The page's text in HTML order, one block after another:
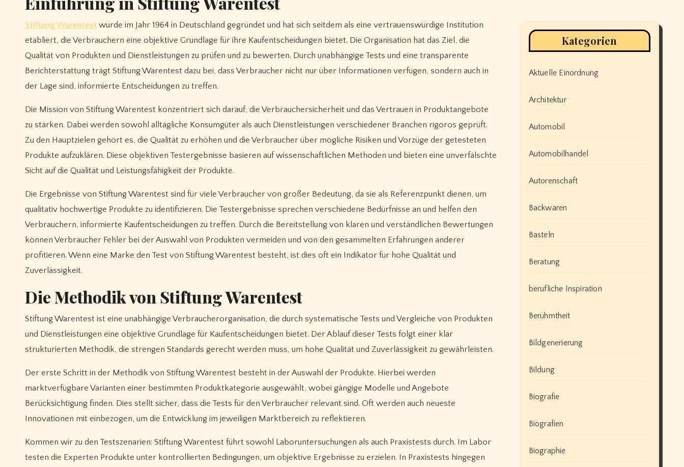
Stiftung Warentest wurde im Jahr 1964 in Deutschland gegründet und hat sich seitdem als eine vertrauenswürdige Institution
etabliert, die Verbrauchern eine objektive Grundlage für ihre Kaufentscheidungen bietet. Die Organisation hat das Ziel, die
Qualität von Produkten und Dienstleistungen zu prüfen und zu bewerten. Durch unabhängige Tests und eine transparente
Berichterstattung trägt Stiftung Warentest dazu bei, dass Verbraucher nicht nur über Informationen verfügen, sondern auch in
der Lage sind, informierte Entscheidungen zu treffen.
Die Mission von Stiftung Warentest konzentriert sich darauf, die Verbrauchersicherheit und das Vertrauen in Produktangebote
zu stärken. Dabei werden sowohl alltägliche Konsumgüter als auch Dienstleistungen verschiedener Branchen rigoros geprüft.
Zu den Hauptzielen gehört es, die Qualität zu erhöhen und die Verbraucher über mögliche Risiken und Vorzüge der getesteten
Produkte aufzuklären. Diese objektiven Testergebnisse basieren auf wissenschaftlichen Methoden und bieten eine unverfälschte
Sicht auf die Qualität und Leistungsfähigkeit der Produkte.
Die Ergebnisse von Stiftung Warentest sind für viele Verbraucher von großer Bedeutung, da sie als Referenzpunkt dienen, um
qualitativ hochwertige Produkte zu identifizieren. Die Testergebnisse sprechen verschiedene Bedürfnisse an und helfen den
Verbrauchern, informierte Kaufentscheidungen zu treffen. Durch die Bereitstellung von klaren und verständlichen Bewertungen
können Verbraucher Fehler bei der Auswahl von Produkten vermeiden und von den gesammelten Erfahrungen anderer
profitieren. Wenn eine Marke den Test von Stiftung Warentest besteht, ist dies oft ein Indikator für hohe Qualität und
Zuverlässigkeit.
Die Methodik von Stiftung Warentest
Stiftung Warentest ist eine unabhängige Verbraucherorganisation, die durch systematische Tests und Vergleiche von Produkten
und Dienstleistungen eine objektive Grundlage für Kaufentscheidungen bietet. Der Ablauf dieser Tests folgt einer klar
strukturierten Methodik, die strengen Standards gerecht werden muss, um hohe Qualität und Zuverlässigkeit zu gewährleisten.
Der erste Schritt in der Methodik von Stiftung Warentest besteht in der Auswahl der Produkte. Hierbei werden
marktverfügbare Varianten einer bestimmten Produktkategorie ausgewählt, wobei gängige Modelle und Angebote
Berücksichtigung finden. Dies stellt sicher, dass die Tests für den Verbraucher relevant sind. Oft werden auch neueste
Innovationen mit einbezogen, um die Entwicklung im jeweiligen Marktbereich zu reflektieren.
Kommen wir zu den Testszenarien: Stiftung Warentest führt sowohl Laboruntersuchungen als auch Praxistests durch. Im Labor
testen die Experten Produkte unter kontrollierten Bedingungen, um objektive Ergebnisse zu erzielen. In Praxistests hingegen
Kategorien
Aktuelle Einordnung
Architektur
Automobil
Automobilhandel
Autorenschaft
Backwaren
Basteln
Beratung
berufliche Inspiration
Berühmtheit
Bildgenerierung
Bildung
Biografie
Biografien
Biographie